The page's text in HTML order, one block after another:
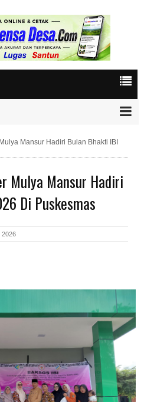
Mansur Hadiri Bulan Bhakti IBI
Mulya Mansur Hadiri
Di Puskesmas
2026